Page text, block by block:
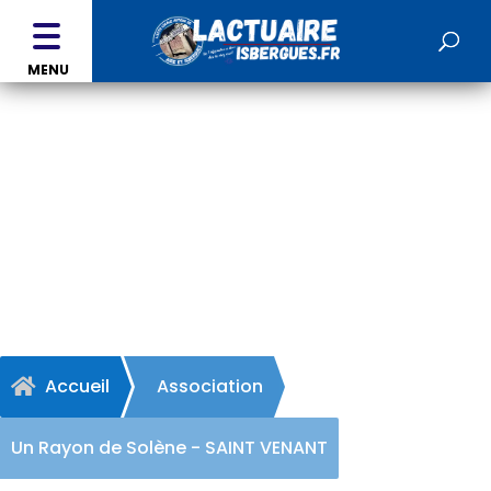
MENU
 Accueil Association
Un Rayon de Solène - SAINT VENANT